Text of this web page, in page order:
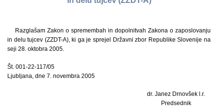
Razglašam Zakon o spremembah in dopolnitvah Zakona o zaposlovanju
in delu tujcev (ZZDT-A), ki ga je sprejel Državni zbor Republike Slovenije na
seji 28. oktobra 2005.
Št. 001-22-117/05
Ljubljana, dne 7. novembra 2005
dr. Janez Drnovšek l.r.
Predsednik